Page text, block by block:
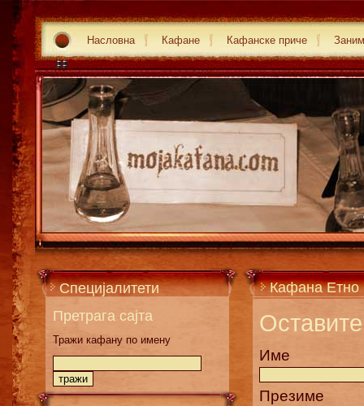
Насловна Кафане Кафанске приче
Специјалитети
Претрага сајта
Тражи кафану по имену
Кафана Етно
Име
Презиме